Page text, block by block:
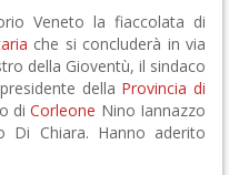
Veneto la fiaccolata di
che si concluderà in via
della Gioventù, il sindaco
della Provincia di
diCorleone Nino Iannazzo
Di Chiara. Hanno aderito